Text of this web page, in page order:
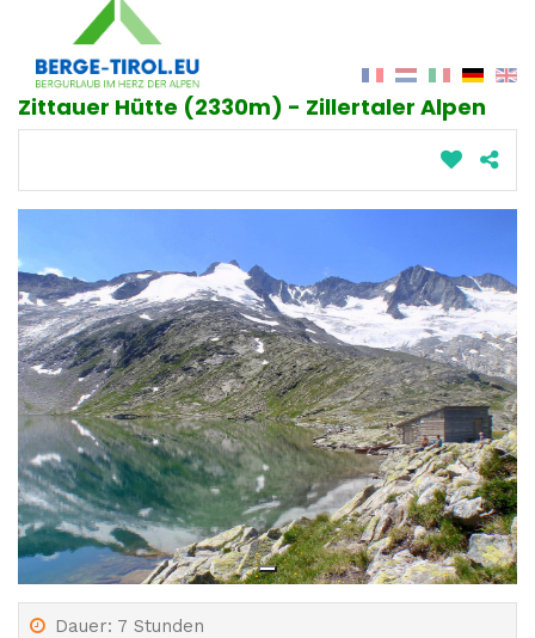
Zittauer Hütte (2330m) - Zillertaler Alpen
Dauer: 7 Stunden